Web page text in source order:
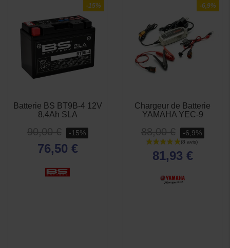
-15%
Batterie BS BT9B-4 12V
8,4Ah SLA
90,00 € -15%
76,50 €
-6,9%
Chargeur de Batterie
YAMAHA YEC-9
88,00 € -6,9%
81,93 €
APERÇU
RAPIDE
APERÇU
RAPIDE